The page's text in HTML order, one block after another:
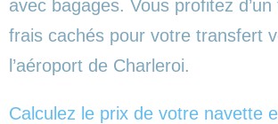
avec bagages. Vous profitez
frais cachés pour votre transfert
l’aéroport de Charleroi.
Calculez le prix de votre navette